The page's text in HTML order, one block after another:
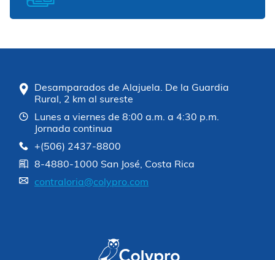
Desamparados de Alajuela. De la Guardia
Rural, 2 km al sureste
Lunes a viernes de 8:00 a.m. a 4:30 p.m.
Jornada continua
+(506) 2437-8800
8-4880-1000 San José, Costa Rica
contraloria@colypro.com